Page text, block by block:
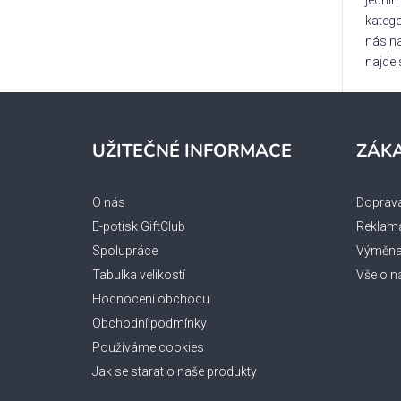
nás
najde
UŽITEČNÉ INFORMACE
O nás
E-potisk GiftClub
Spolupráce
Tabulka velikostí
Hodnocení obchodu
Obchodní podmínky
Používáme cookies
Jak se starat o naše produkty
Vše o